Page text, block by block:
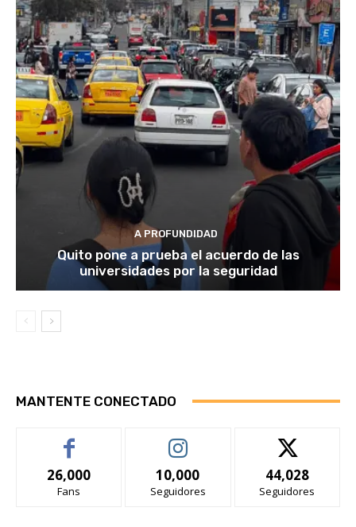
A PROFUNDIDAD
Quito pone a prueba el acuerdo de las
universidades por la seguridad
MANTENTE CONECTADO
26,000
Fans
10,000
Seguidores
44,028
Seguidores